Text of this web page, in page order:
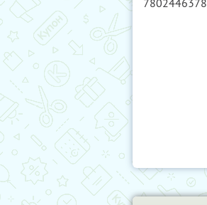
7802446378